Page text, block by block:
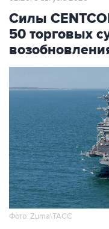
50 торговых
Фото: Zuma\ТАСС
Москва. 8 августа.